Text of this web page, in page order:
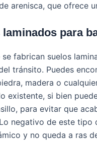
arenisca, que ofrece
laminados para
se fabrican suelos
tránsito. Puedes
madera o
existente, si bien
para evitar que
negativo de este tipo
y no queda a ras